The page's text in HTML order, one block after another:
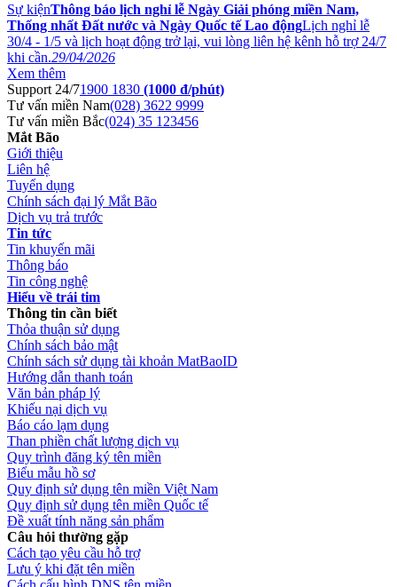
Sự kiệnThông báo lịch nghỉ lễ Ngày Giải phóng miền Nam,
Thống nhất Đất nước và Ngày Quốc tế Lao độngLịch nghỉ lễ
30/4 - 1/5 và lịch hoạt động trở lại, vui lòng liên hệ kênh hỗ trợ 24/7
khi cần.29/04/2026
Xem thêm
Support 24/71900 1830 (1000 đ/phút)
Tư vấn miền Nam(028) 3622 9999
Tư vấn miền Bắc(024) 35 123456
Mắt Bão
Giới thiệu
Liên hệ
Tuyển dụng
Chính sách đại lý Mắt Bão
Dịch vụ trả trước
Tin tức
Tin khuyến mãi
Thông báo
Tin công nghệ
Hiểu về trái tim
Thông tin cần biết
Thỏa thuận sử dụng
Chính sách bảo mật
Chính sách sử dụng tài khoản MatBaoID
Hướng dẫn thanh toán
Văn bản pháp lý
Khiếu nại dịch vụ
Báo cáo lạm dụng
Than phiền chất lượng dịch vụ
Quy trình đăng ký tên miền
Biểu mẫu hồ sơ
Quy định sử dụng tên miền Việt Nam
Quy định sử dụng tên miền Quốc tế
Đề xuất tính năng sản phẩm
Câu hỏi thường gặp
Cách tạo yêu cầu hỗ trợ
Lưu ý khi đặt tên miền